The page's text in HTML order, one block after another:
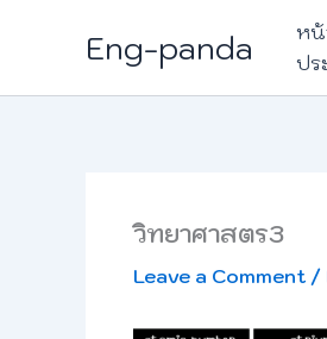
Eng-panda หน้
ปร
วิทยาศาสตร3
Leave a Comment /